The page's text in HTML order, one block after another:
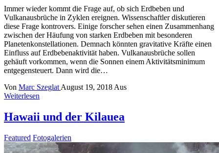
Immer wieder kommt die Frage auf, ob sich Erdbeben und
Vulkanausbrüche in Zyklen ereignen. Wissenschaftler diskutieren
diese Frage kontrovers. Einige forscher sehen einen Zusammenhang
zwischen der Häufung von starken Erdbeben mit besonderen
Planetenkonstellationen. Demnach könnten gravitative Kräfte einen
Einfluss auf Erdbebenaktivität haben. Vulkanausbrüche sollen
gehäuft vorkommen, wenn die Sonnen einem Aktivitätsminimum
entgegensteuert. Dann wird die…
Von Marc Szeglat August 19, 2018 Aus
Weiterlesen
Hawaii und der Kilauea
Featured Fotogalerien